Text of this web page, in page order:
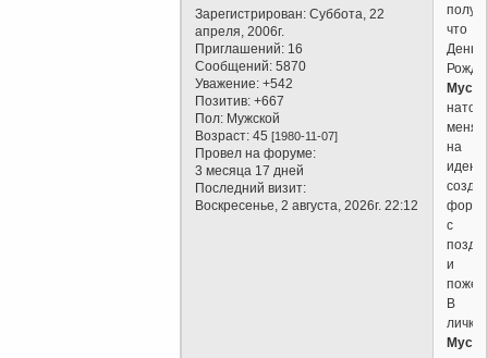
Зарегистрирован: Суббота, 22
апреля, 2006г.
Приглашений: 16
Сообщений: 5870
Уважение: +542
Позитив: +667
Пол: Мужской
Возраст: 45[1980-11-07]
Провел на форуме:
3 месяца 17 дней
Последний визит:
Воскресенье, 2 августа, 2026г. 22:12
что
День
меня
на
идею
с
и
В
личке